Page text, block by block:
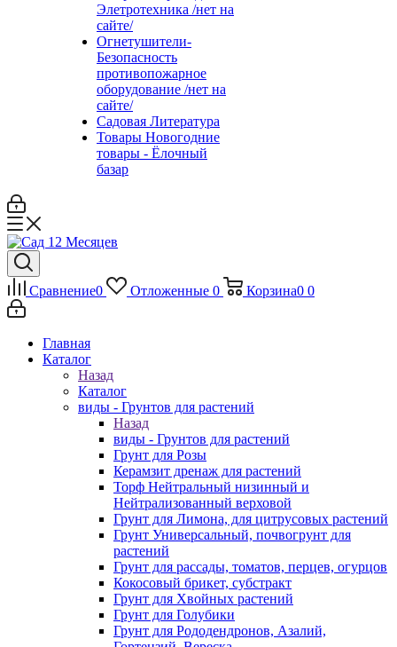
Элетротехника /нет на
сайте/
Огнетушители-
Безопасность
противопожарное
оборудование /нет на
сайте/
Садовая Литература
Товары Новогодние
товары - Ёлочный
базар
Сравнение0 Отложенные 0 Корзина0 0
Главная
Каталог
Назад
Каталог
виды - Грунтов для растений
Назад
виды - Грунтов для растений
Грунт для Розы
Керамзит дренаж для растений
Торф Нейтральный низинный и
Нейтрализованный верховой
Грунт для Лимона, для цитрусовых растений
Грунт Универсальный, почвогрунт для
растений
Грунт для рассады, томатов, перцев, огурцов
Кокосовый брикет, субстракт
Грунт для Хвойных растений
Грунт для Голубики
Грунт для Рододендронов, Азалий,